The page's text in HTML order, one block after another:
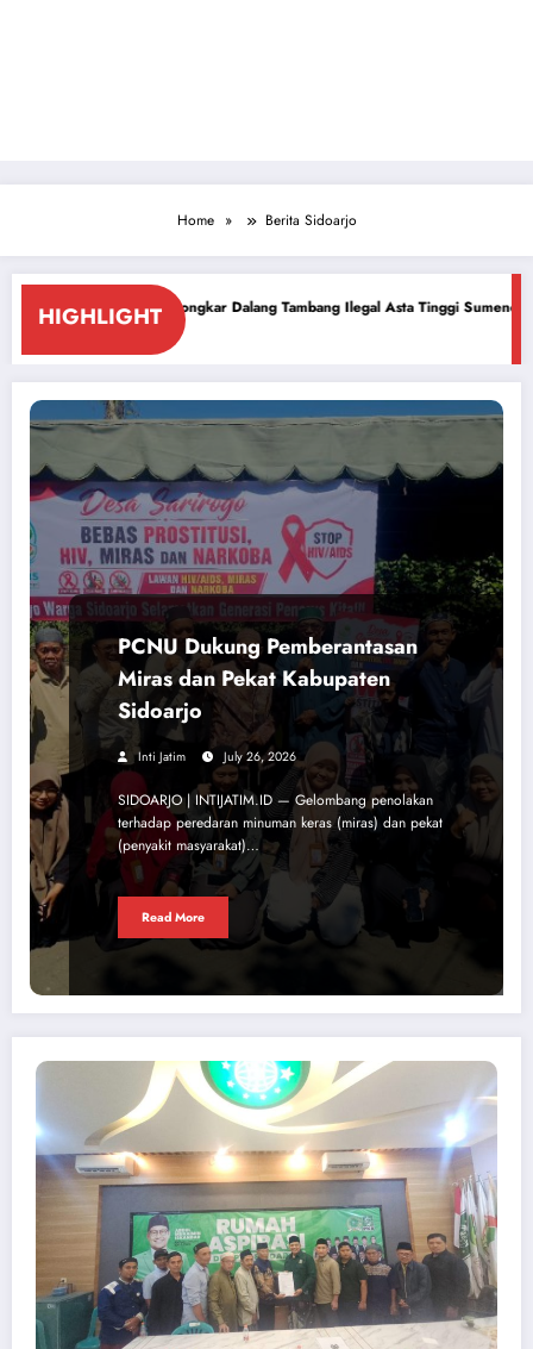
Home Berita Sidoarjo
HIGHLIGHT
Bongkar Dalang Tambang Ilegal Asta Tinggi Sumenep Nikah Massal:
PCNU Dukung Pemberantasan
Miras dan Pekat Kabupaten
Sidoarjo
Inti Jatim July 26, 2026
SIDOARJO | INTIJATIM.ID — Gelombang penolakan
terhadap peredaran minuman keras (miras) dan pekat
(penyakit masyarakat)…
Read More